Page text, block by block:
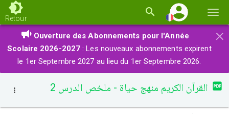
la
Retour
×
Ouverture des Abonnements pour l'Année
Scolaire 2026-2027 : Les nouveaux abonnements expirent
le 1er Septembre 2027 au lieu du 1er Septembre 2026.
القرآن الكريم منهج حياة - ملخص الدرس 2